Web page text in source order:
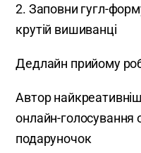
2. Заповни гугл-
крутій вишиванці
Дедлайн прийому
Автор
онлайн-
подаруночок